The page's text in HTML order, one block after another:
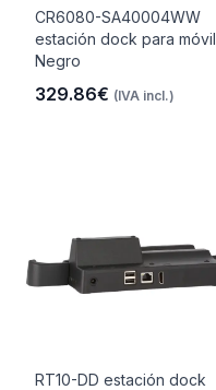
CR6080-SA40004WW
estación dock para móvil
Negro
329.86€ (IVA incl.)
RT10-DD estación dock